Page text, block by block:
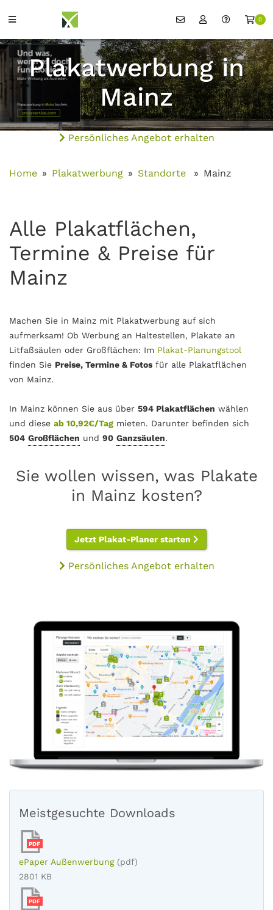
0
Plakatwerbung in
Mainz
Persönliches Angebot erhalten
Home Plakatwerbung Standorte Mainz
Alle Plakatflächen,
Termine & Preise für
Mainz
Machen Sie in Mainz mit Plakatwerbung auf sich
aufmerksam! Ob Werbung an Haltestellen, Plakate an
Litfaßsäulen oder Großflächen: Im Plakat-Planungstool
finden Sie Preise, Termine & Fotos für alle Plakatflächen
von Mainz.
In Mainz können Sie aus über 594 Plakatflächen wählen
und diese ab 10,92€/Tag mieten. Darunter befinden sich
504 Großflächen und 90 Ganzsäulen.
Sie wollen wissen, was Plakate
in Mainz kosten?
Jetzt Plakat-Planer starten
Persönliches Angebot erhalten
Meistgesuchte Downloads
PDF
ePaper Außenwerbung (pdf)
2801 KB
PDF